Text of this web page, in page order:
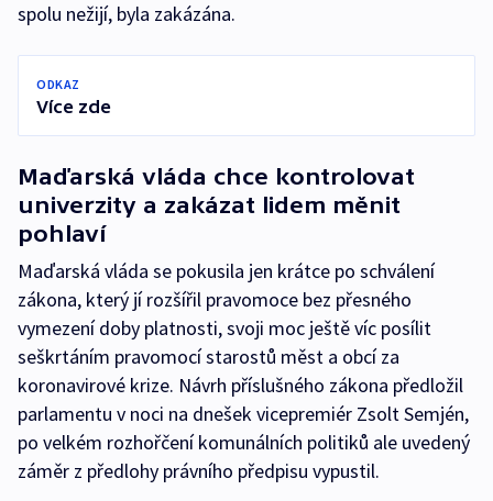
spolu nežijí, byla zakázána.
ODKAZ
Více zde
Maďarská vláda chce kontrolovat
univerzity a zakázat lidem měnit
pohlaví
Maďarská vláda se pokusila jen krátce po schválení
zákona, který jí rozšířil pravomoce bez přesného
vymezení doby platnosti, svoji moc ještě víc posílit
seškrtáním pravomocí starostů měst a obcí za
koronavirové krize. Návrh příslušného zákona předložil
parlamentu v noci na dnešek vicepremiér Zsolt Semjén,
po velkém rozhořčení komunálních politiků ale uvedený
záměr z předlohy právního předpisu vypustil.